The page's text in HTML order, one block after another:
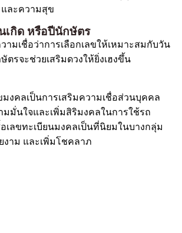
และความสุข
กิด หรือปีนักษัตร
ามเชื่อว่าการเลือกเลขให้เหมาะสมกับวัน
ตรจะช่วยเสริมดวงให้ยิ่งเฮงขึ้น
มงคลเป็นการเสริมความเชื่อส่วนบุคคล
มมั่นใจและเพิ่มสิริมงคลในการใช้รถ
เลขทะเบียนมงคลเป็นที่นิยมในบางกลุ่ม
งาม และเพิ่มโชคลาภ